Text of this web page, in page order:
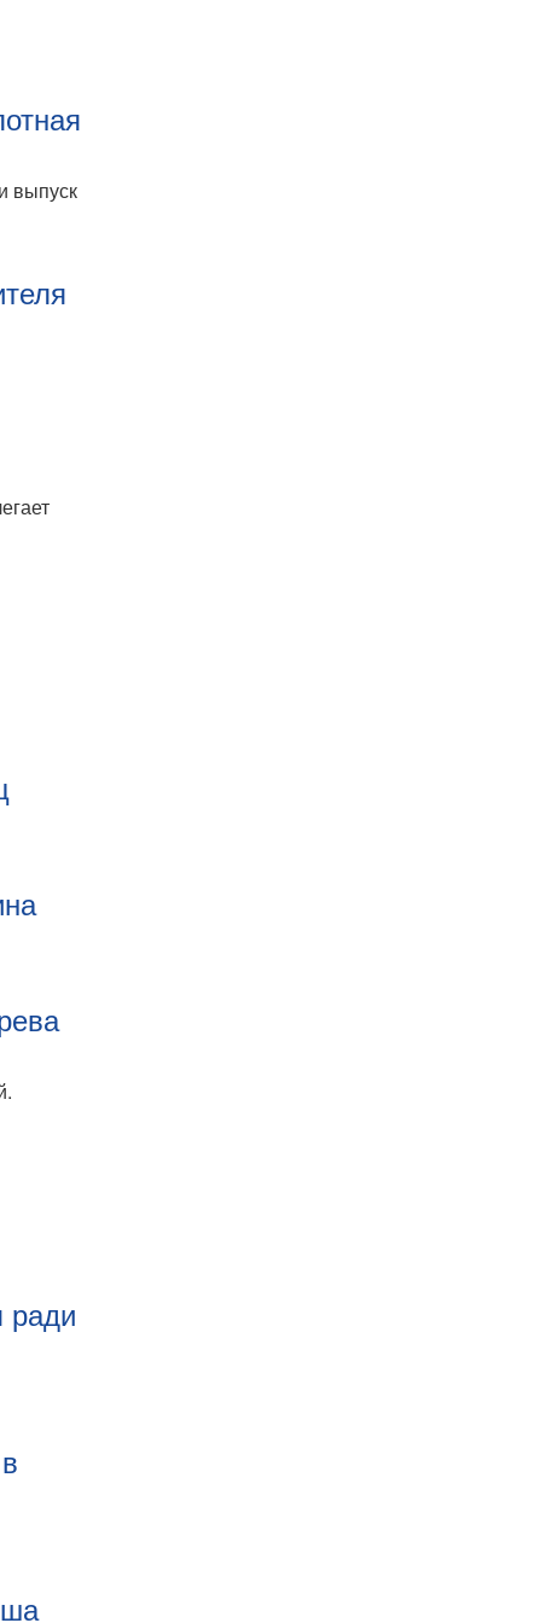
выпуск
ради